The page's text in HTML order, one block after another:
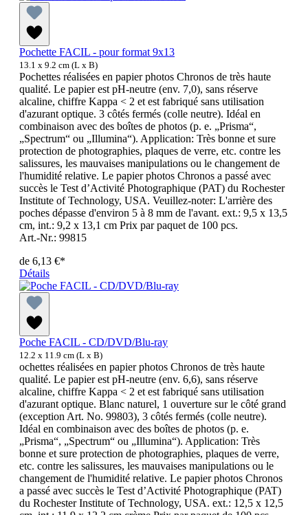
Pochette FACIL - pour format 9x13
13.1 x 9.2 cm (L x B)
Pochettes réalisées en papier photos Chronos de très haute
qualité. Le papier est pH-neutre (env. 7,0), sans réserve
alcaline, chiffre Kappa < 2 et est fabriqué sans utilisation
d'azurant optique. 3 côtés fermés (colle neutre). Idéal en
combinaison avec des boîtes de photos (p. e. „Prisma“,
„Spectrum“ ou „Illumina“). Application: Très bonne et sure
protection de photographies, plaques de verre, etc. contre les
salissures, les mauvaises manipulations ou le changement de
l'humidité relative. Le papier photos Chronos a passé avec
succès le Test d’Activité Photographique (PAT) du Rochester
Institute of Technology, USA. Veuillez-noter: L'arrière des
poches dépasse d'environ 5 à 8 mm de l'avant. ext.: 9,5 x 13,5
cm, int.: 9,2 x 13,1 cm Prix par paquet de 100 pcs.
Art.-Nr.: 99815
de 6,13 €*
Détails
Poche FACIL - CD/DVD/Blu-ray
12.2 x 11.9 cm (L x B)
ochettes réalisées en papier photos Chronos de très haute
qualité. Le papier est pH-neutre (env. 6,6), sans réserve
alcaline, chiffre Kappa < 2 et est fabriqué sans utilisation
d'azurant optique. Blanc naturel, 1 ouverture sur le côté grand
(exception Art. No. 99803), 3 côtés fermés (colle neutre).
Idéal en combinaison avec des boîtes de photos (p. e.
„Prisma“, „Spectrum“ ou „Illumina“). Application: Très
bonne et sure protection de photographies, plaques de verre,
etc. contre les salissures, les mauvaises manipulations ou le
changement de l'humidité relative. Le papier photos Chronos
a passé avec succès le Test d’Activité Photographique (PAT)
du Rochester Institute of Technology, USA. ext.: 12,5 x 12,5